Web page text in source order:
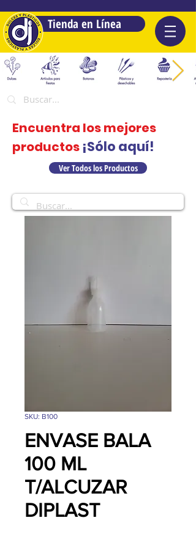
Tienda en Línea
Encuentra los mejores
productos ¡Sólo aquí!
Ver Todos los Productos
SKU: B100
ENVASE BALA
100 ML
T/ALCUZAR
DIPLAST